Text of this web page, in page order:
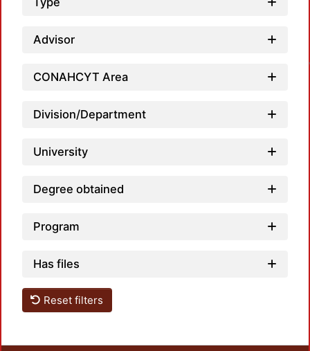
Advisor
CONAHCYT Area
Division/Department
University
Degree obtained
Program
Has files
Reset filters